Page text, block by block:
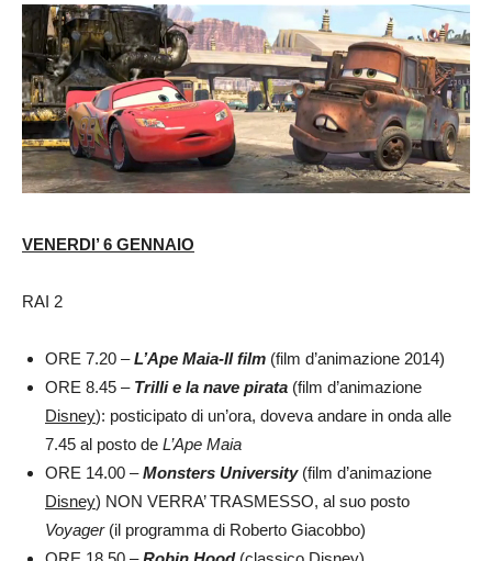
VENERDI’ 6 GENNAIO
RAI 2
ORE 7.20 –L’Ape Maia-Il film (film d’animazione 2014)
ORE 8.45 – Trilli e la nave pirata (film d’animazione
Disney): posticipato di un’ora, doveva andare in onda alle
7.45 al posto de L’Ape Maia
ORE 14.00 –Monsters University (film d’animazione
Disney) NON VERRA’ TRASMESSO, al suo posto
Voyager(il programma di Roberto Giacobbo)